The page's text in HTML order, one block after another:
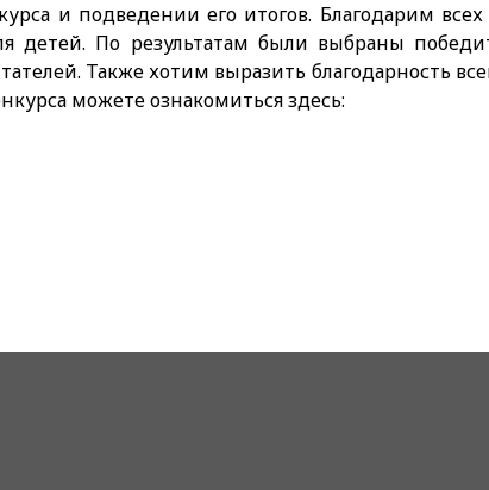
и подведении его итогов. Благодарим
детей. По результатам были выбраны
Также хотим выразить благодарность
можете ознакомиться здесь: